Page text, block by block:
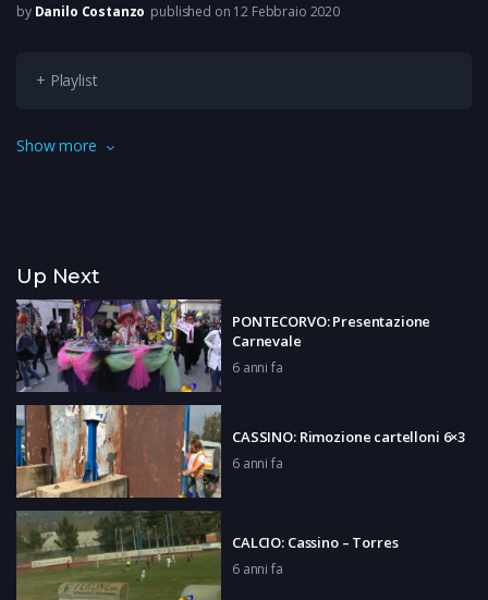
by Danilo Costanzo published on 12 Febbraio 2020
+ Playlist
La sessione invernale è conclusa, ma già si sta pensando ai
Show more
Up Next
PONTECORVO: Presentazione
Carnevale
6 anni fa
CASSINO: Rimozione cartelloni 6×3
6 anni fa
CALCIO: Cassino – Torres
6 anni fa